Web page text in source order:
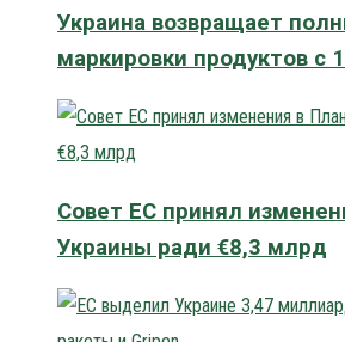
Украина возвращает
маркировки продуктов с
Совет ЕС принял
Украины ради €8,3 млрд